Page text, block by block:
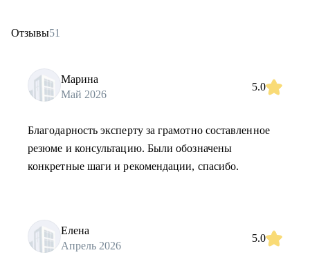
Отзывы51
Марина
Май 2026
5.0
Благодарность эксперту за грамотно составленное
резюме и консультацию. Были обозначены
конкретные шаги и рекомендации, спасибо.
Елена
Апрель 2026
5.0